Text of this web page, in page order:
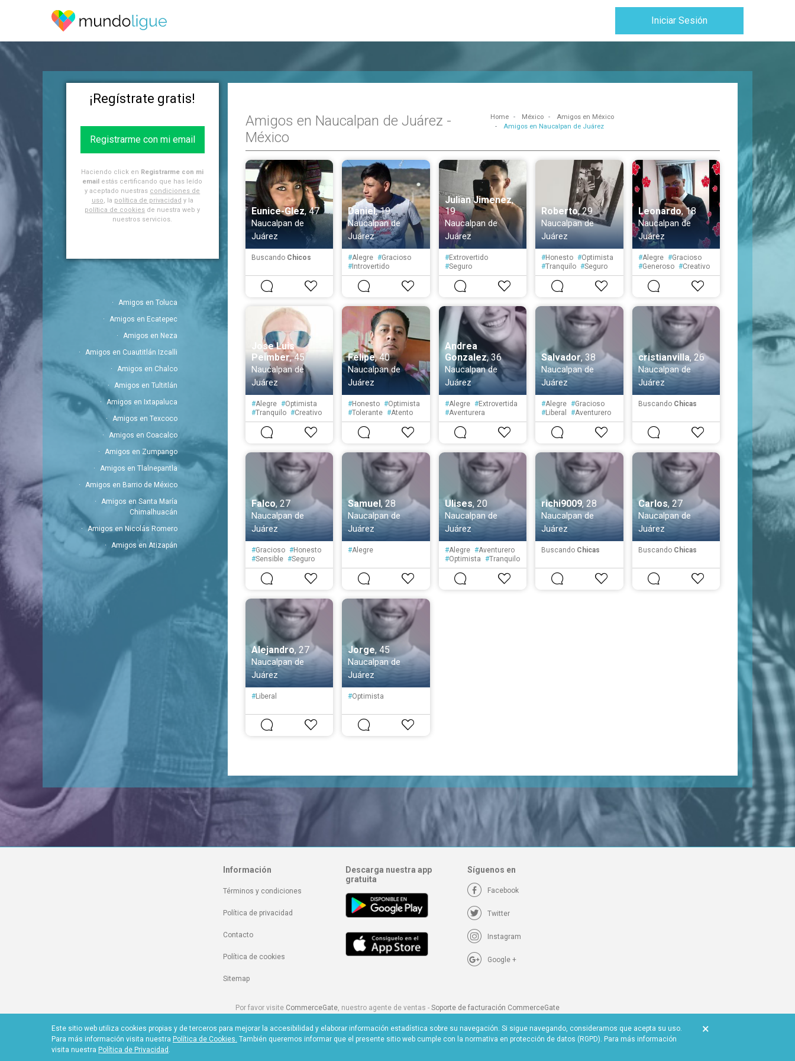
Iniciar Sesión
¡Regístrate gratis!
Registrarme con mi email
Haciendo click en Registrarme con mi
email estás certificando que has leído
y aceptado nuestras condiciones de
uso, la política de privacidad y la
política de cookies de nuestra web y
nuestros servicios.
Amigos en Toluca
Amigos en Ecatepec
Amigos en Neza
Amigos en Cuautitlán Izcalli
Amigos en Chalco
Amigos en Tultitlán
Amigos en Ixtapaluca
Amigos en Texcoco
Amigos en Coacalco
Amigos en Zumpango
Amigos en Tlalnepantla
Amigos en Barrio de México
Amigos en Santa María
Chimalhuacán
Amigos en Nicolás Romero
Amigos en Atizapán
Amigos en Naucalpan de Juárez -
México
Home México
Amigos en México
Amigos en Naucalpan de Juárez
Eunice-Glez, 47
Naucalpan de
Juárez
Buscando Chicos
Daniel, 19
Naucalpan de
Juárez
#Alegre #Gracioso
#Introvertido
#Extrovertido #Liberal
Julian Jimenez,
19
Naucalpan de
Juárez
#Extrovertido
#Seguro
Roberto, 29
Naucalpan de
Juárez
#Honesto #Optimista
#Tranquilo #Seguro
#Fiel #Paciente
Cortés
Leonardo, 18
Naucalpan de
Juárez
#Alegre #Gracioso
#Generoso #Creativo
#Tímido #Educado
Servicial
Jose Luis
Peimber, 45
Naucalpan de
Juárez
#Alegre #Optimista
#Tranquilo #Creativo
#Espontáneo
Simpático
Educado
Felipe, 40
Naucalpan de
Juárez
#Honesto #Optimista
#Tolerante #Atento
#Cortés
Andrea
Gonzalez, 36
Naucalpan de
Juárez
#Alegre #Extrovertida
#Aventurera
#Tranquila #Sensible
Espontánea
Simpática
Salvador, 38
Naucalpan de
Juárez
#Alegre #Gracioso
#Liberal #Aventurero
#Solitario #Reservado
Tímido
cristianvilla, 26
Naucalpan de
Juárez
Buscando Chicas
Falco, 27
Naucalpan de
Juárez
#Gracioso #Honesto
#Sensible #Seguro
#Educado #Fiel
Paciente
Samuel, 28
Naucalpan de
Juárez
#Alegre
Ulises, 20
Naucalpan de
Juárez
#Alegre #Aventurero
#Optimista #Tranquilo
#Solitario #Creativo
Reservado
richi9009, 28
Naucalpan de
Juárez
Buscando Chicas
Carlos, 27
Naucalpan de
Juárez
Buscando Chicas
Alejandro, 27
Naucalpan de
Juárez
#Liberal
Jorge, 45
Naucalpan de
Juárez
#Optimista
Información
Términos y condiciones
Política de privacidad
Contacto
Política de cookies
Sitemap
Descarga nuestra app
gratuita
Síguenos en
Facebook
Twitter
Instagram
Google +
Por favor visite CommerceGate, nuestro agente de ventas - Soporte de facturación CommerceGate
Epoch
Este sitio web utiliza cookies propias y de terceros para mejorar la accesibilidad y elaborar información estadística sobre su navegación. Si sigue navegando, consideramos que acepta su uso.
Para más información visita nuestra Política de Cookies. También queremos informar que el presente sitio web cumple con la normativa en protección de datos (RGPD). Para más información
visita nuestra Política de Privacidad .
×